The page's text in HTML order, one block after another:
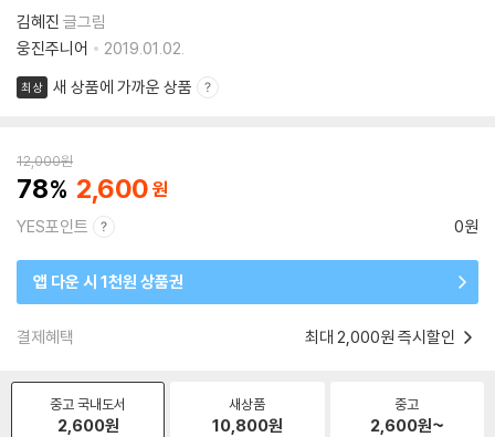
김혜진 글그림
웅진주니어
2019.01.02.
최상 새 상품에 가까운 상품
12,000원
78 2,600
YES포인트 0원
앱 다운 시 1천원 상품권
결제혜택 최대 2,000원 즉시할인
중고 국내도서
2,600원
새상품
10,800원
중고
2,600원~